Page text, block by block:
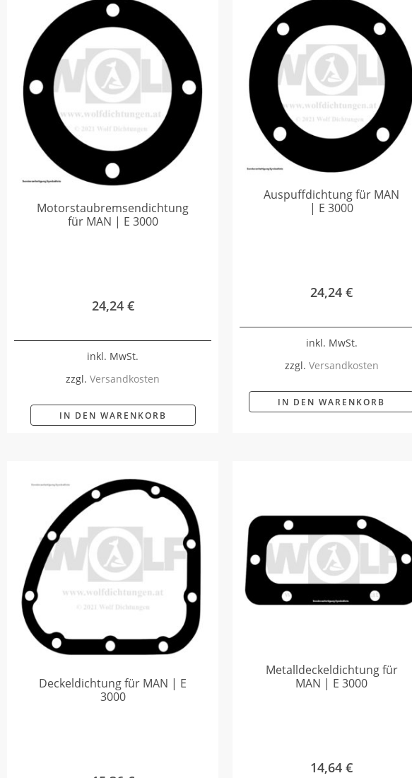
Motorstaubremsendichtung
für MAN | E 3000
24,24 €
inkl. MwSt.
zzgl. Versandkosten
IN DEN WARENKORB
Auspuffdichtung für MAN
| E 3000
24,24 €
inkl. MwSt.
zzgl. Versandkosten
IN DEN WARENKORB
Deckeldichtung für MAN | E
3000
Metalldeckeldichtung für
MAN | E 3000
14,64 €